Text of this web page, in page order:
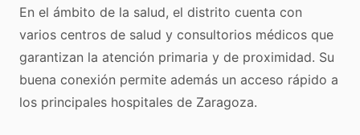
En el ámbito de la salud, el distrito cuenta con
varios centros de salud y consultorios médicos que
garantizan la atención primaria y de proximidad. Su
buena conexión permite además un acceso rápido a
los principales hospitales de Zaragoza.